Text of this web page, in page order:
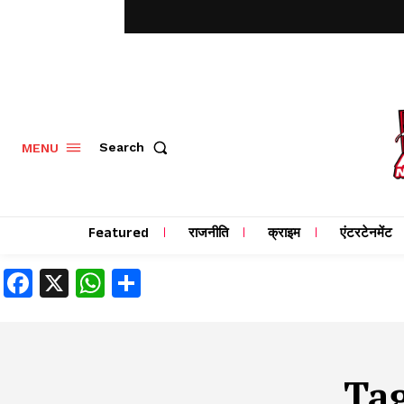
MENU Search
Featured राजनीति क्राइम एंटरटेनमेंट
Facebook
X WhatsApp